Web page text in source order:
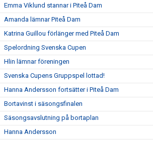
Emma Viklund stannar i Piteå Dam
Amanda lämnar Piteå Dam
Katrina Guillou förlänger med Piteå Dam
Spelordning Svenska Cupen
Hlin lämnar föreningen
Svenska Cupens Gruppspel lottad!
Hanna Andersson fortsätter i Piteå Dam
Bortavinst i säsongsfinalen
Säsongsavslutning på bortaplan
Hanna Andersson